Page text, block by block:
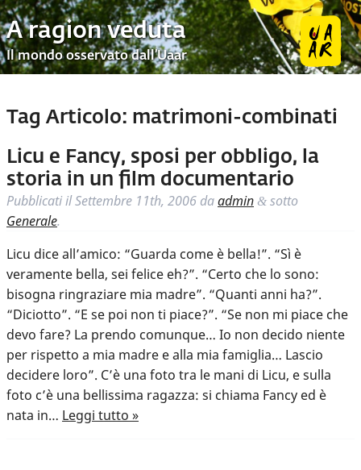
A ragion veduta
Il mondo osservato dall’Uaar
Tag Articolo: matrimoni-combinati
Licu e Fancy, sposi per obbligo, la
storia in un film documentario
Pubblicati ilSettembre 11th, 2006 daadmin & sotto
Generale.
Licu dice all’amico: “Guarda come è bella!”. “Sì è
veramente bella, sei felice eh?”. “Certo che lo sono:
bisogna ringraziare mia madre”. “Quanti anni ha?”.
“Diciotto”. “E se poi non ti piace?”. “Se non mi piace che
devo fare? La prendo comunque… Io non decido niente
per rispetto a mia madre e alla mia famiglia… Lascio
decidere loro”. C’è una foto tra le mani di Licu, e sulla
foto c’è una bellissima ragazza: si chiama Fancy ed è
nata in… Leggi tutto »